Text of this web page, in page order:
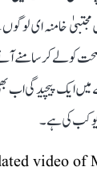
مجتبیٰ خامنہ ای
کو لے کر سامنے
ایک پیچیدگی اب بھی
کب کی ہے۔
video of